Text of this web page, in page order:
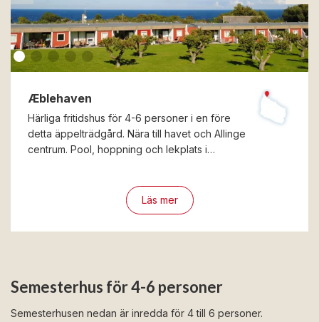
Æblehaven
Härliga fritidshus för 4-6 personer i en före
detta äppelträdgård. Nära till havet och Allinge
centrum. Pool, hoppning och lekplats i…
Läs mer
Semesterhus för 4-6 personer
Semesterhusen nedan är inredda för 4 till 6 personer.